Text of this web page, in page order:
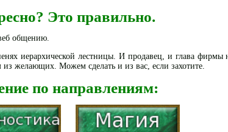
Это правильно.
общению.
иерархической лестницы. И продавец, и глава фирмы
желающих. Можем сделать и из вас, если захотите.
по направлениям: